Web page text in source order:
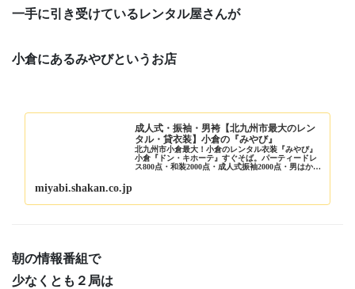
一手に引き受けているレンタル屋さんが
小倉にあるみやびというお店
成人式・振袖・男袴【北九州市最大のレン
タル・貸衣装】小倉の『みやび』
北九州市小倉最大！小倉のレンタル衣装『みやび』
小倉『ドン・キホーテ』すぐそば。パーティードレ
ス800点・和装2000点・成人式振袖2000点・男はかま
miyabi.shakan.co.jp
朝の情報番組で
少なくとも２局は